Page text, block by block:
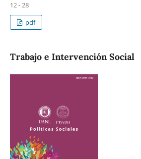
12 - 28
pdf
Trabajo e Intervención Social